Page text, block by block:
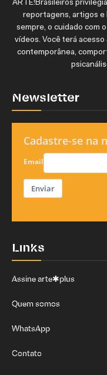
ARTE!Brasileiros
reportagens, artigos e
sempre, o cuidado com
vídeos. Você terá
contemporânea,
Newsletter
Cadastre-se na
Email
Enviar
Links
Assine arte✱plus
Quem somos
WhatsApp
Contato